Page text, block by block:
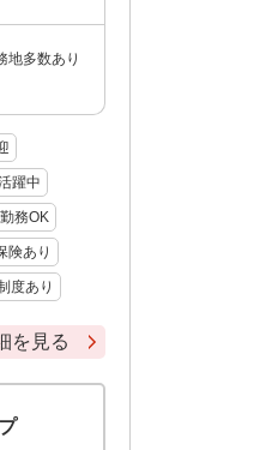
地多数あり
躍中
務OK
険あり
度あり
を見る